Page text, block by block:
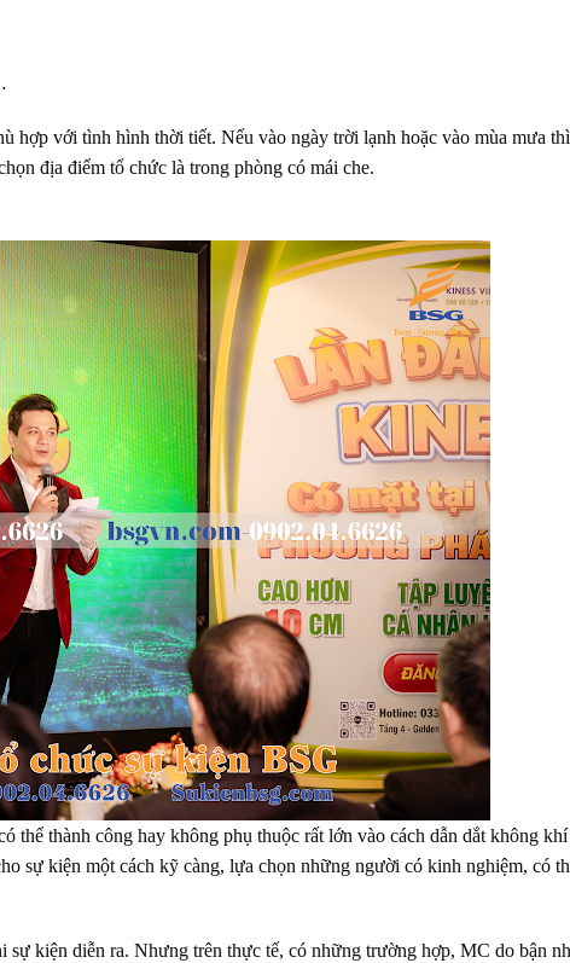
hợp với tình hình thời tiết. Nếu vào ngày trời lạnh hoặc vào mùa mưa thì
địa điểm tổ chức là trong phòng có mái che.
thể thành công hay không phụ thuộc rất lớn vào cách dẫn dắt không
sự kiện một cách kỹ càng, lựa chọn những người có kinh nghiệm, có
kiện diễn ra. Nhưng trên thực tế, có những trường hợp, MC do bận